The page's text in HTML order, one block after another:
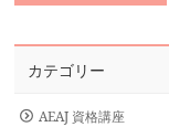
カテゴリー
AEAJ 資格講座